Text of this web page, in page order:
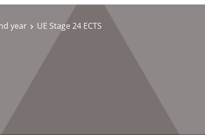
year UE Stage 24 ECTS